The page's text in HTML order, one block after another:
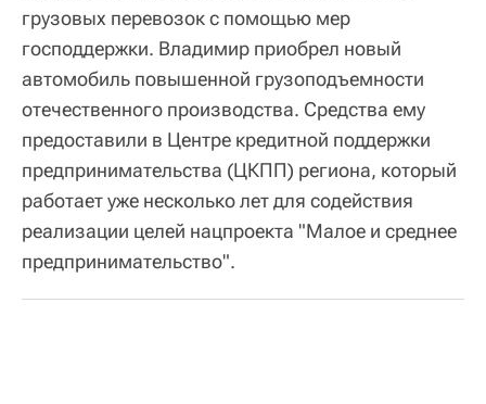
грузовых перевозок с помощью мер
господдержки. Владимир приобрел новый
автомобиль повышенной грузоподъемности
отечественного производства. Средства ему
предоставили в Центре кредитной поддержки
предпринимательства (ЦКПП) региона, который
работает уже несколько лет для содействия
реализации целей нацпроекта "Малое и среднее
предпринимательство".